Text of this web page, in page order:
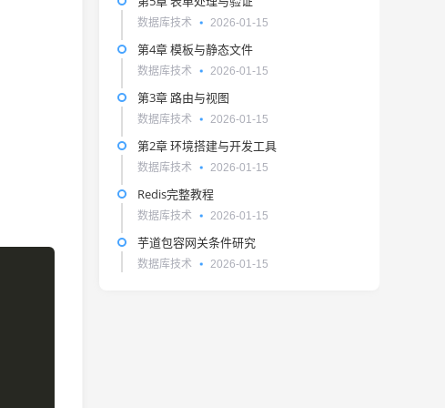
数据库技术 2026-01-15
第4章 模板与静态文件
数据库技术 2026-01-15
第3章 路由与视图
数据库技术 2026-01-15
第2章 环境搭建与开发工具
数据库技术 2026-01-15
Redis完整教程
数据库技术 2026-01-15
芋道包容网关条件研究
数据库技术 2026-01-15